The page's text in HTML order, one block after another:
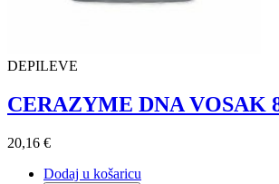
DEPILEVE
CERAZYME DNA VOSAK
20,16 €
Dodaj u košaricu